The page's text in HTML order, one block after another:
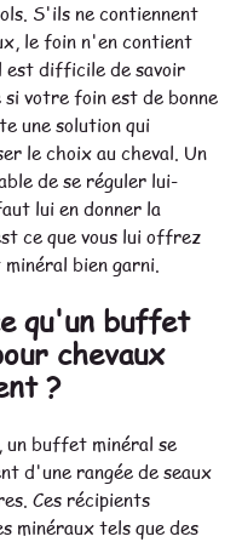
S'ils ne contiennent
le foin n'en contient
est difficile de savoir
votre foin est de bonne
une solution qui
le choix au cheval. Un
de se réguler lui-
lui en donner la
ce que vous lui offrez
bien garni.
qu'un buffet
chevaux
?
un buffet minéral se
d'une rangée de seaux
Ces récipients
minéraux tels que des